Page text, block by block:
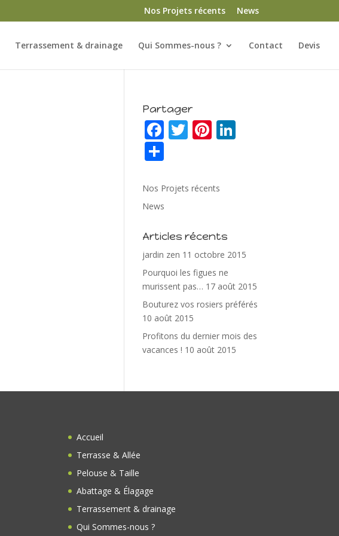
Nos Projets récents News
Terrassement & drainage Qui Sommes-nous ? Contact Devis
Partager
F
b
o
k
T
er
Pi
e
ta
er
Nos Projets récents
News
Articles récents
jardin zen 11 octobre 2015
Pourquoi les figues ne
murissent pas… 17 août 2015
Bouturez vos rosiers préférés
10 août 2015
Profitons du dernier mois des
vacances ! 10 août 2015
Accueil
Terrasse & Allée
Pelouse & Taille
Abattage & Élagage
Terrassement & drainage
Qui Sommes-nous ?